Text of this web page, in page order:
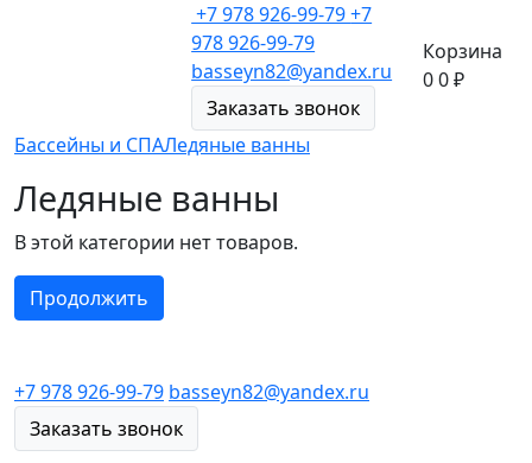
+7 978 926-99-79+7
978 926-99-79
basseyn82@yandex.ru
Заказать звонок
Корзина
00 ₽
Бассейны и СПАЛедяные ванны
Ледяные ванны
В этой категории нет товаров.
Продолжить
+7 978 926-99-79 basseyn82@yandex.ru
Заказать звонок